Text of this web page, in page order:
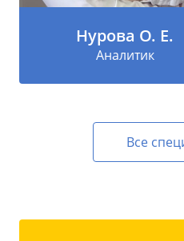
Нурова О. Е.
Аналитик
Все